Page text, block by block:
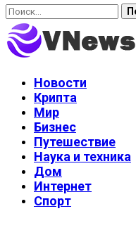
Найти:
Новости
Крипта
Мир
Бизнес
Путешествие
Наука и техника
Дом
Интернет
Спорт